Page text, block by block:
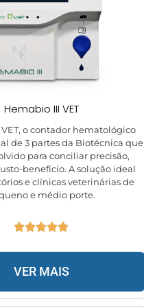
Hemabio III VET
o contador hematológico
de 3 partes da Biotécnica que
para conciliar precisão,
benefício. A solução ideal
e clínicas veterinárias de
e médio porte.
VER MAIS